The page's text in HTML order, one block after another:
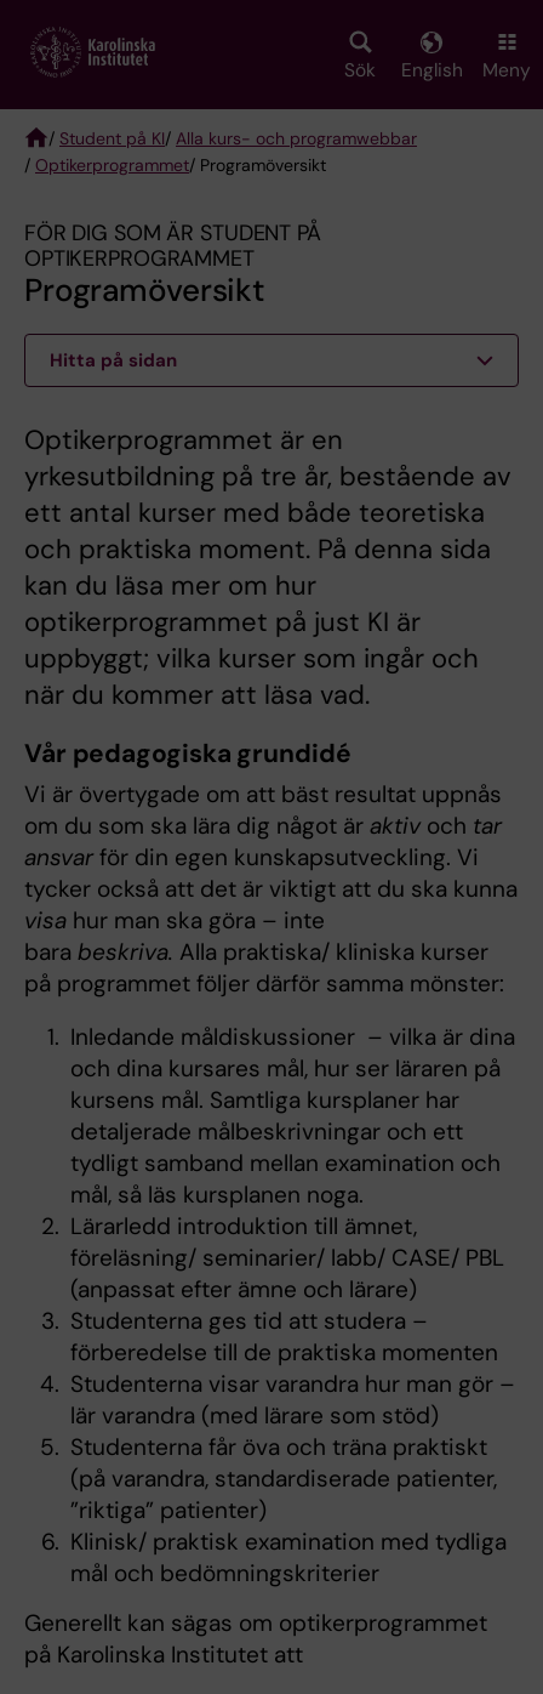
main
Sök English Meny
Breadcrumb
/ Student på KI/ Alla kurs- och programwebbar
/ Optikerprogrammet/ Programöversikt
FÖR DIG SOM ÄR STUDENT PÅ
OPTIKERPROGRAMMET
Programöversikt
Hitta på sidan
Optikerprogrammet är en
yrkesutbildning på tre år, bestående av
ett antal kurser med både teoretiska
och praktiska moment. På denna sida
kan du läsa mer om hur
optikerprogrammet på just KI är
uppbyggt; vilka kurser som ingår och
när du kommer att läsa vad.
Vår pedagogiska grundidé
Vi är övertygade om att bäst resultat uppnås
om du som ska lära dig något är aktiv och tar
ansvar för din egen kunskapsutveckling. Vi
tycker också att det är viktigt att du ska kunna
visa hur man ska göra – inte
bara beskriva. Alla praktiska/ kliniska kurser
på programmet följer därför samma mönster:
Inledande måldiskussioner – vilka är dina
och dina kursares mål, hur ser läraren på
kursens mål. Samtliga kursplaner har
detaljerade målbeskrivningar och ett
tydligt samband mellan examination och
mål, så läs kursplanen noga.
Lärarledd introduktion till ämnet,
föreläsning/ seminarier/ labb/ CASE/ PBL
(anpassat efter ämne och lärare)
Studenterna ges tid att studera –
förberedelse till de praktiska momenten
Studenterna visar varandra hur man gör –
lär varandra (med lärare som stöd)
Studenterna får öva och träna praktiskt
(på varandra, standardiserade patienter,
”riktiga” patienter)
Klinisk/ praktisk examination med tydliga
mål och bedömningskriterier
Generellt kan sägas om optikerprogrammet
på Karolinska Institutet att